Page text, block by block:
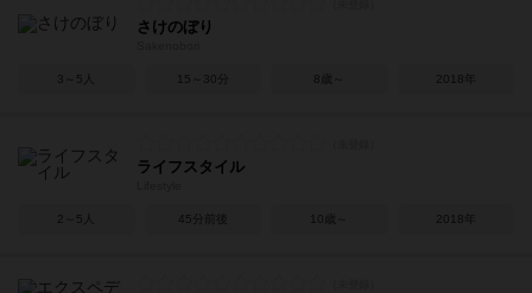
さけのぼり
3～5人 15～30分 8歳～ 2018年
ライフスタイル
2～5人 45分前後 10歳～ 2018年